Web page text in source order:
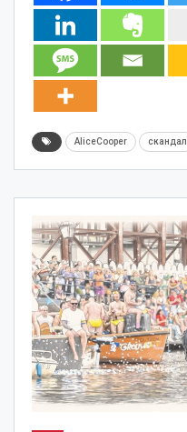
AliceCooper скандал